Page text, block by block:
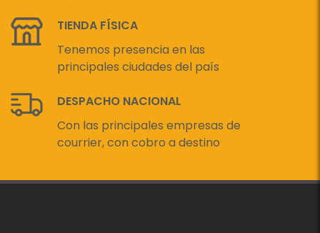
TIENDA FÍSICA
Tenemos presencia en las
principales ciudades del país
DESPACHO NACIONAL
Con las principales empresas de
courrier, con cobro a destino